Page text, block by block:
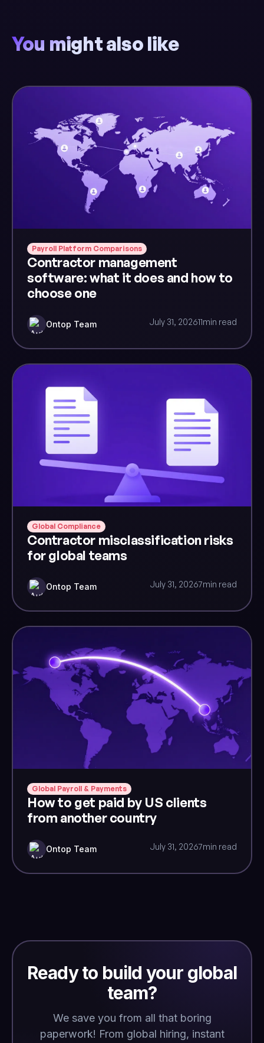
You might also like
Payroll Platform Comparisons
Contractor management
software: what it does and how to
choose one
Ontop Team July 31, 202611min read
Global Compliance
Contractor misclassification risks
for global teams
Ontop Team July 31, 20267min read
Global Payroll & Payments
How to get paid by US clients
from another country
Ontop Team July 31, 20267min read
Ready to build your global
team?
We save you from all that boring
paperwork! From global hiring, instant